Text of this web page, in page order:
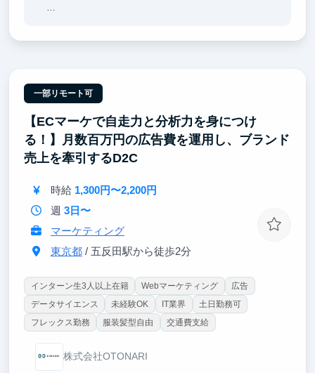
一部リモート可
【ECマーケで自走力と分析力を身につけ
る！】月数百万円の広告費を運用し、ブランド
売上を牽引するD2C
時給 1,300円〜2,200円
週 3日〜
マーケティング
東京都/ 五反田駅から徒歩2分
インターン生3人以上在籍 Webマーケティング
広告
データサイエンス
未経験OK IT業界
土日勤務可
フレックス勤務
服装髪型自由 交通費支給
株式会社OTONARI